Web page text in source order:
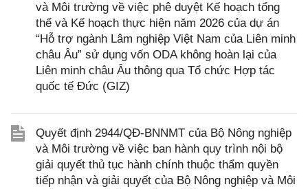
và Môi trường về việc phê duyệt Kế hoạch tổng
thể và Kế hoạch thực hiện năm 2026 của dự án
“Hỗ trợ ngành Lâm nghiệp Việt Nam của Liên minh
châu Âu” sử dụng vốn ODA không hoàn lại của
Liên minh châu Âu thông qua Tổ chức Hợp tác
quốc tế Đức (GIZ)
Quyết định 2944/QĐ-BNNMT của Bộ Nông nghiệp
và Môi trường về việc ban hành quy trình nội bộ
giải quyết thủ tục hành chính thuộc thẩm quyền
tiếp nhận và giải quyết của Bộ Nông nghiệp và Môi